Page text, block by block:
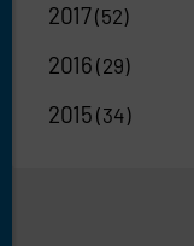
2017(52)
2016 (29)
2015 (34)